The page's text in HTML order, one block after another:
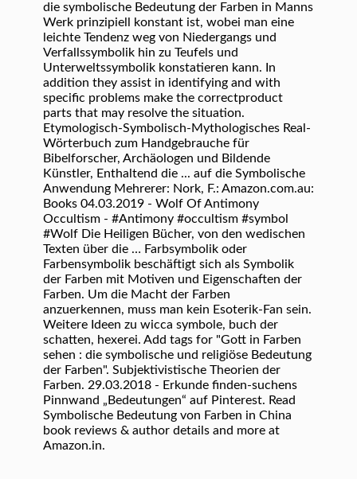
die symbolische Bedeutung der Farben in Manns
Werk prinzipiell konstant ist, wobei man eine
leichte Tendenz weg von Niedergangs und
Verfallssymbolik hin zu Teufels und
Unterweltssymbolik konstatieren kann. In
addition they assist in identifying and with
specific problems make the correctproduct
parts that may resolve the situation.
Etymologisch-Symbolisch-Mythologisches Real-
Wörterbuch zum Handgebrauche für
Bibelforscher, Archäologen und Bildende
Künstler, Enthaltend die ... auf die Symbolische
Anwendung Mehrerer: Nork, F.: Amazon.com.au:
Books 04.03.2019 - Wolf Of Antimony
Occultism - #Antimony #occultism #symbol
#Wolf Die Heiligen Bücher, von den wedischen
Texten über die … Farbsymbolik oder
Farbensymbolik beschäftigt sich als Symbolik
der Farben mit Motiven und Eigenschaften der
Farben. Um die Macht der Farben
anzuerkennen, muss man kein Esoterik-Fan sein.
Weitere Ideen zu wicca symbole, buch der
schatten, hexerei. Add tags for "Gott in Farben
sehen : die symbolische und religiöse Bedeutung
der Farben". Subjektivistische Theorien der
Farben. 29.03.2018 - Erkunde finden-suchens
Pinnwand „Bedeutungen“ auf Pinterest. Read
Symbolische Bedeutung von Farben in China
book reviews & author details and more at
Amazon.in.